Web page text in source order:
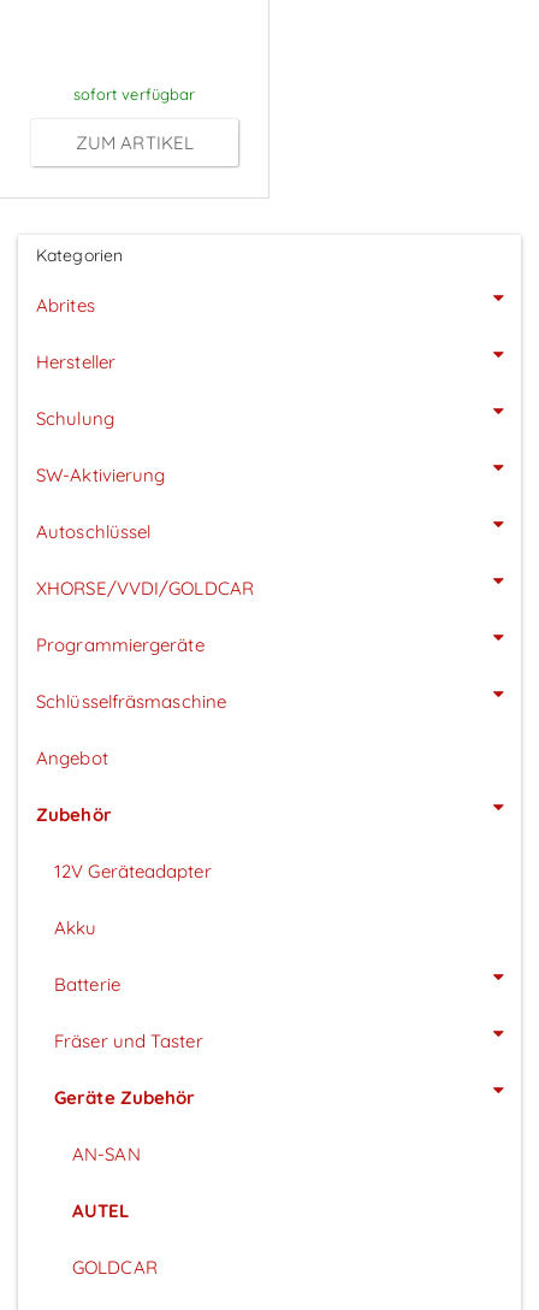
sofort verfügbar
ZUM ARTIKEL
Kategorien
Abrites
Hersteller
Schulung
SW-Aktivierung
Autoschlüssel
XHORSE/VVDI/GOLDCAR
Programmiergeräte
Schlüsselfräsmaschine
Angebot
Zubehör
12V Geräteadapter
Akku
Batterie
Fräser und Taster
Geräte Zubehör
AN-SAN
AUTEL
GOLDCAR